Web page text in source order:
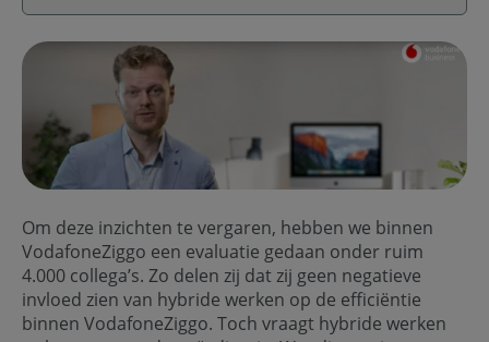
Om deze inzichten te vergaren, hebben we binnen
VodafoneZiggo een evaluatie gedaan onder ruim
4.000 collega’s. Zo delen zij dat zij geen negatieve
invloed zien van hybride werken op de efficiëntie
binnen VodafoneZiggo. Toch vraagt hybride werken